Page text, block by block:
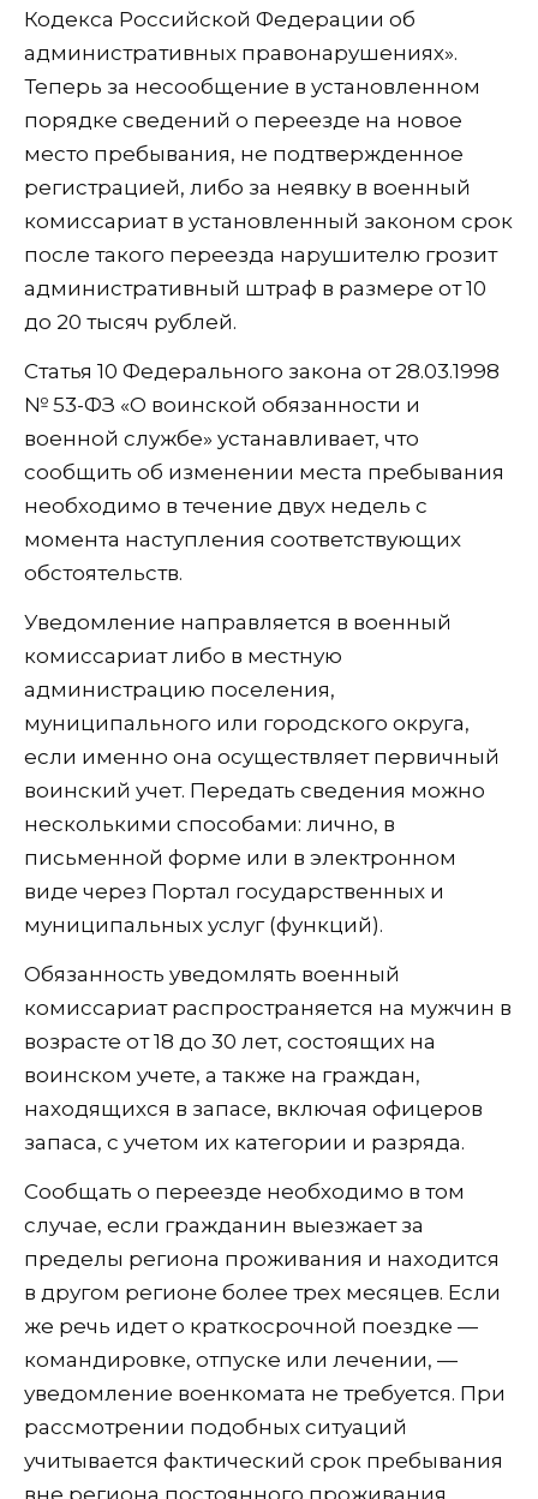
Кодекса Российской Федерации об
административных правонарушениях».
Теперь за несообщение в установленном
порядке сведений о переезде на новое
место пребывания, не подтвержденное
регистрацией, либо за неявку в военный
комиссариат в установленный законом срок
после такого переезда нарушителю грозит
административный штраф в размере от 10
до 20 тысяч рублей.
Статья 10 Федерального закона от 28.03.1998
№ 53-ФЗ «О воинской обязанности и
военной службе» устанавливает, что
сообщить об изменении места пребывания
необходимо в течение двух недель с
момента наступления соответствующих
обстоятельств.
Уведомление направляется в военный
комиссариат либо в местную
администрацию поселения,
муниципального или городского округа,
если именно она осуществляет первичный
воинский учет. Передать сведения можно
несколькими способами: лично, в
письменной форме или в электронном
виде через Портал государственных и
муниципальных услуг (функций).
Обязанность уведомлять военный
комиссариат распространяется на мужчин в
возрасте от 18 до 30 лет, состоящих на
воинском учете, а также на граждан,
находящихся в запасе, включая офицеров
запаса, с учетом их категории и разряда.
Сообщать о переезде необходимо в том
случае, если гражданин выезжает за
пределы региона проживания и находится
в другом регионе более трех месяцев. Если
же речь идет о краткосрочной поездке —
командировке, отпуске или лечении, —
уведомление военкомата не требуется. При
рассмотрении подобных ситуаций
учитывается фактический срок пребывания